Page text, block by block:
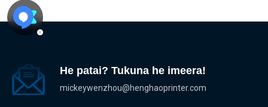
He patai? Tukuna he imeera!
mickeywenzhou@henghaoprinter.com